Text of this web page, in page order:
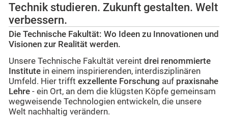
Technik studieren. Zukunft gestalten. Welt
verbessern.
Die Technische Fakultät: Wo Ideen zu Innovationen und
Visionen zur Realität werden.
Unsere Technische Fakultät vereint drei renommierte
Institute in einem inspirierenden, interdisziplinären
Umfeld. Hier trifft exzellente Forschung auf praxisnahe
Lehre - ein Ort, an dem die klügsten Köpfe gemeinsam
wegweisende Technologien entwickeln, die unsere
Welt nachhaltig verändern.